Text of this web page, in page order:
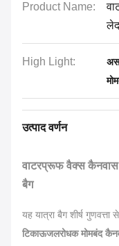
Product Name:
High Light:
उत्पाद वर्णन
वाटरप्रूफ वैक्स कैनवास
बैग
यह यात्रा बैग शीर्ष गुणवत्ता
टिकाऊजलरोधक मोमबंद